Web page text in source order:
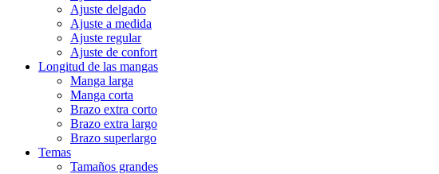
Ajuste delgado
Ajuste a medida
Ajuste regular
Ajuste de confort
Longitud de las mangas
Manga larga
Manga corta
Brazo extra corto
Brazo extra largo
Brazo superlargo
Temas
Tamaños grandes